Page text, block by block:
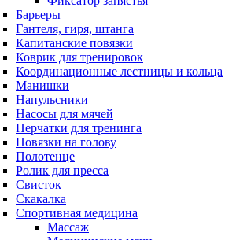
Барьеры
Гантеля, гиря, штанга
Капитанские повязки
Коврик для тренировок
Координационные лестницы и кольца
Манишки
Напульсники
Насосы для мячей
Перчатки для тренинга
Повязки на голову
Полотенце
Ролик для пресса
Свисток
Скакалка
Спортивная медицина
Массаж